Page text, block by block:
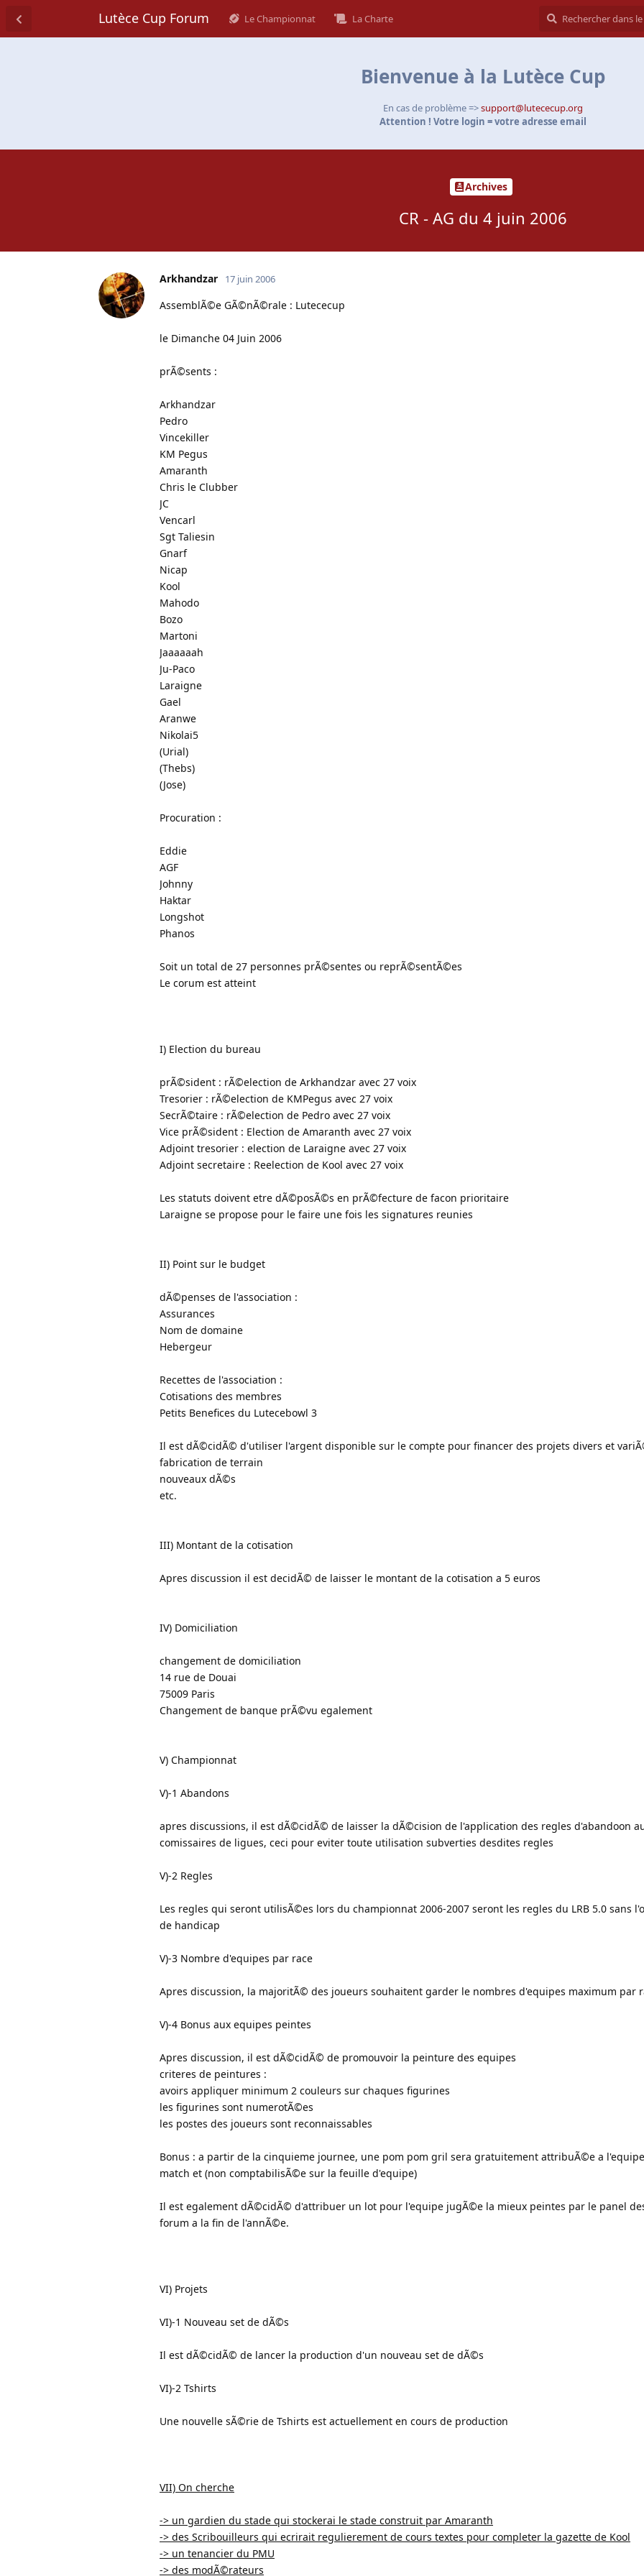
Lutèce Cup Forum Le Championnat La Charte
Bienvenue à la Lutèce Cup
En cas de problème =>support@lutececup.org
Attention ! Votre login = votre adresse email
Archives
CR - AG du 4 juin 2006
Arkhandzar 17 juin 2006
AssemblÃ©e GÃ©nÃ©rale : Lutececup
le Dimanche 04 Juin 2006
prÃ©sents :
Arkhandzar
Pedro
Vincekiller
KM Pegus
Amaranth
Chris le Clubber
JC
Vencarl
Sgt Taliesin
Gnarf
Nicap
Kool
Mahodo
Bozo
Martoni
Jaaaaaah
Ju-Paco
Laraigne
Gael
Aranwe
Nikolai5
(Urial)
(Thebs)
(Jose)
Procuration :
Eddie
AGF
Johnny
Haktar
Longshot
Phanos
Soit un total de 27 personnes prÃ©sentes ou reprÃ©sentÃ©es
Le corum est atteint
I) Election du bureau
prÃ©sident : rÃ©election de Arkhandzar avec 27 voix
Tresorier : rÃ©election de KMPegus avec 27 voix
SecrÃ©taire : rÃ©election de Pedro avec 27 voix
Vice prÃ©sident : Election de Amaranth avec 27 voix
Adjoint tresorier : election de Laraigne avec 27 voix
Adjoint secretaire : Reelection de Kool avec 27 voix
Les statuts doivent etre dÃ©posÃ©s en prÃ©fecture de facon prioritaire
Laraigne se propose pour le faire une fois les signatures reunies
II) Point sur le budget
dÃ©penses de l'association :
Assurances
Nom de domaine
Hebergeur
Recettes de l'association :
Cotisations des membres
Petits Benefices du Lutecebowl 3
Il est dÃ©cidÃ© d'utiliser l'argent disponible sur le compte pour financer des projets divers et
fabrication de terrain
nouveaux dÃ©s
etc.
III) Montant de la cotisation
Apres discussion il est decidÃ© de laisser le montant de la cotisation a 5 euros
IV) Domiciliation
changement de domiciliation
14 rue de Douai
75009 Paris
Changement de banque prÃ©vu egalement
V) Championnat
V)-1 Abandons
apres discussions, il est dÃ©cidÃ© de laisser la dÃ©cision de l'application des regles d'abandoon
comissaires de ligues, ceci pour eviter toute utilisation subverties desdites regles
V)-2 Regles
Les regles qui seront utilisÃ©es lors du championnat 2006-2007 seront les regles du LRB 5.0 sans
de handicap
V)-3 Nombre d'equipes par race
Apres discussion, la majoritÃ© des joueurs souhaitent garder le nombres d'equipes maximum par
V)-4 Bonus aux equipes peintes
Apres discussion, il est dÃ©cidÃ© de promouvoir la peinture des equipes
criteres de peintures :
avoirs appliquer minimum 2 couleurs sur chaques figurines
les figurines sont numerotÃ©es
les postes des joueurs sont reconnaissables
Bonus : a partir de la cinquieme journee, une pom pom gril sera gratuitement attribuÃ©e a
match et (non comptabilisÃ©e sur la feuille d'equipe)
Il est egalement dÃ©cidÃ© d'attribuer un lot pour l'equipe jugÃ©e la mieux peintes par le panel
forum a la fin de l'annÃ©e.
VI) Projets
VI)-1 Nouveau set de dÃ©s
Il est dÃ©cidÃ© de lancer la production d'un nouveau set de dÃ©s
VI)-2 Tshirts
Une nouvelle sÃ©rie de Tshirts est actuellement en cours de production
VII) On cherche
-> un gardien du stade qui stockerai le stade construit par Amaranth
-> des Scribouilleurs qui ecrirait regulierement de cours textes pour completer la gazette de Kool
-> un tenancier du PMU
-> des modÃ©rateurs